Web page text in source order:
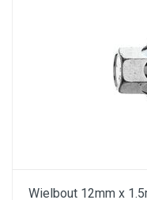
Wielbout 12mm x